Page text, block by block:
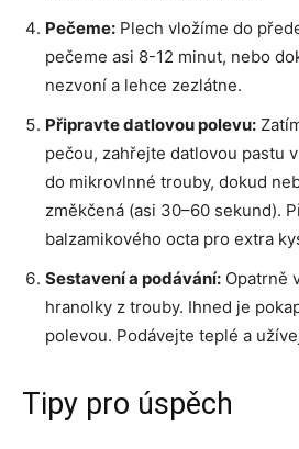
Pečeme: Plech vložíme do
pečeme asi 8-12 minut, nebo
nezvoní a lehce zezlátne.
Připravte datlovou polevu:
pečou, zahřejte datlovou pastu
do mikrovlnné trouby, dokud
změkčená (asi 30–60 sekund).
balzamikového octa pro extra
Sestavení a podávání: Opatrně
hranolky z trouby. Ihned je
polevou. Podávejte teplé a
Tipy pro úspěch